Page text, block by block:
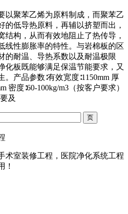
以聚苯乙烯为原料制成，而聚苯乙
的低导热原料，再辅以挤塑而出，
结构，从而有效地阻止了热传导，
线性膨胀率的特性。与岩棉板的区
的耐温、导热系数以及耐温极限
化板既能够满足保温节能要求，又
。产品参数∶有效宽度∶1150mm 厚
密度∶60-100kg/m3（按客户要求）
及
术室装修工程，医院净化系统工程
！